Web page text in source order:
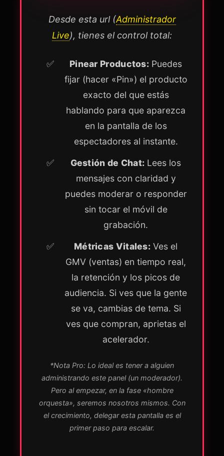
Desde esta url (Administrador
Live), tienes el control total:
Pinear Productos: Puedes
fijar (hacer «Pin») el producto
exacto del que estás
hablando para que aparezca
en la pantalla de los
espectadores al instante.
Gestión de Chat: Lees los
mensajes con claridad y
puedes moderar o responder
sin tocar el móvil de
grabación.
Métricas Vitales: Ves el
GMV (ventas) en tiempo real,
la retención y los picos de
audiencia. Si ves que la gente
se va, cambias de tema. Si
ves que compran, aprietas el
acelerador.
*Nota Pro: Lo ideal es tener a alguien
administrando este panel (un moderador).
Pero al empezar, en la fase «hombre
orquesta», seremos nosotros mismos. Con
el crecimiento, delegar esta pantalla es el
primer paso para escalar.